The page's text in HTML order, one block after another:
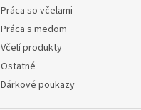
Práca so včelami
Práca s medom
Včelí produkty
Ostatné
Dárkové poukazy